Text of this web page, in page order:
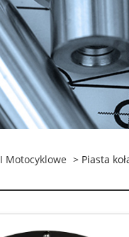
Motocyklowe > Piasta